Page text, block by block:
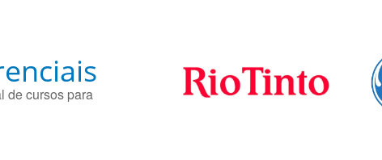
de cursos para